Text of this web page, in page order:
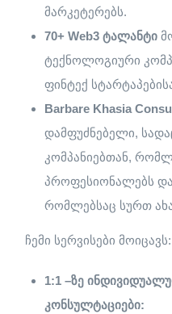
მარკეტერებს.
70+ Web3 ტალანტი
ტექნოლოგიური
ფინტექ
Barbare Khasia
დამფუძნებელი,
კომპანიებთან,
პროფესიონალებს და
რომლებსაც სურთ
ჩემი სერვისები მოიცავს:
1:1 –ზე
კონსულტაციები: